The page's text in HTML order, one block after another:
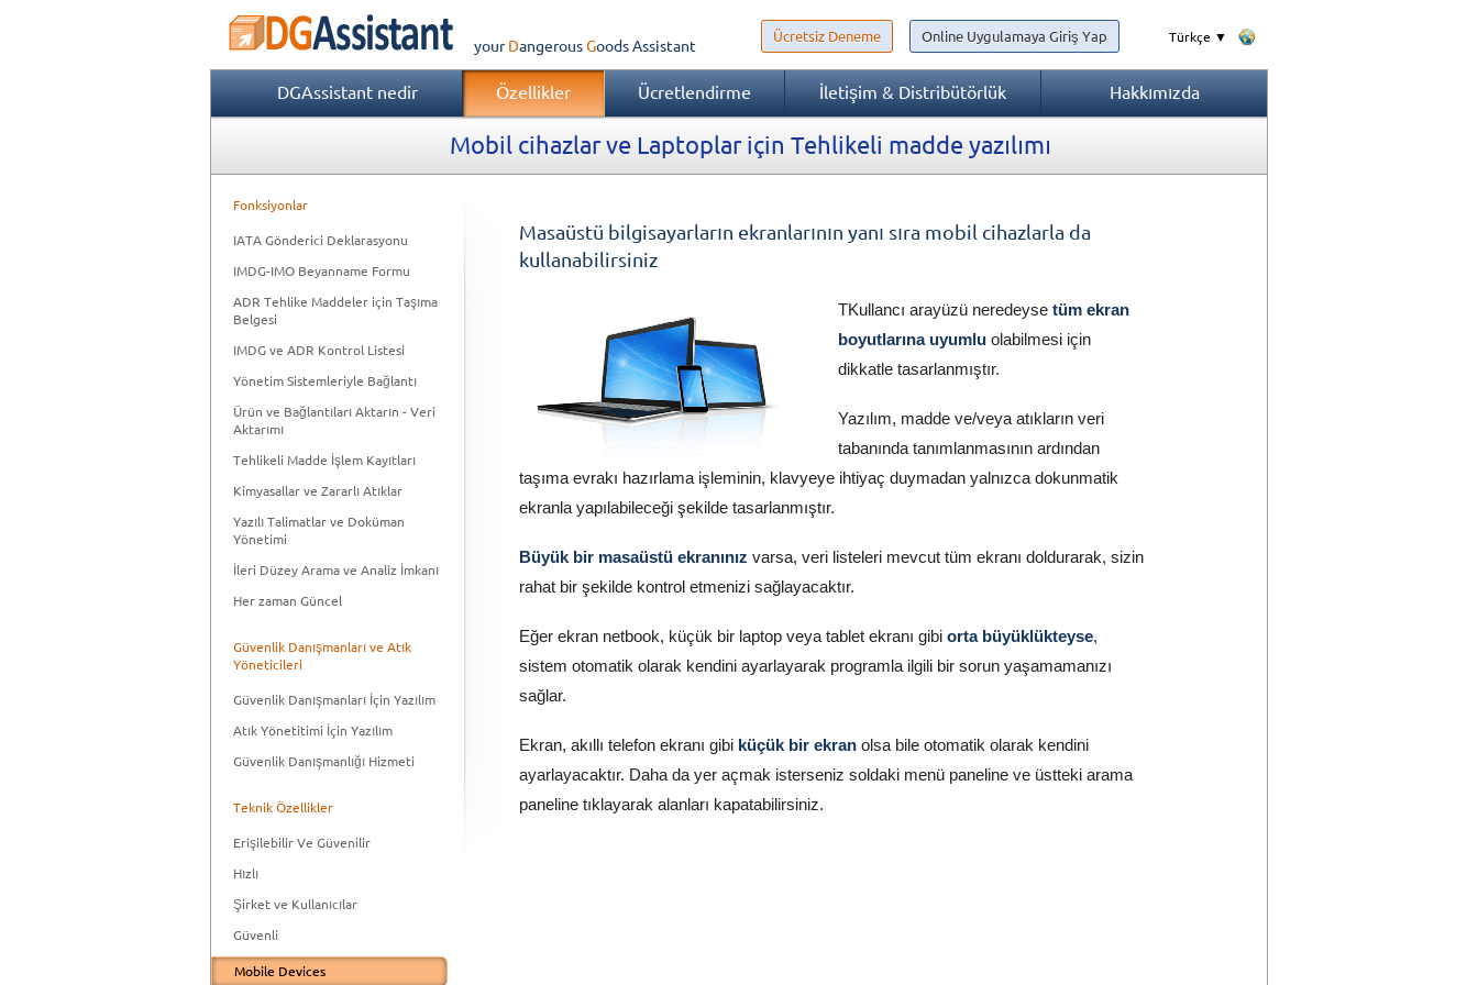
your Dangerous GoodsAssistant
Türkçe ▼
Ücretsiz Deneme Online Uygulamaya Giriş Yap
DGAssistant nedir Özellikler Ücretlendirme İletişim & Distribütörlük Hakkımızda
Mobil cihazlar ve Laptoplar için Tehlikeli madde yazılımı
Fonksiyonlar
IATA Gönderici Deklarasyonu
IMDG-IMO Beyanname Formu
ADR Tehlike Maddeler için Taşıma
Belgesi
IMDG ve ADR Kontrol Listesi
Yönetim Sistemleriyle Bağlantı
Ürün ve Bağlantıları Aktarın - Veri
Aktarımı
Tehlikeli Madde İşlem Kayıtları
Kimyasallar ve Zararlı Atıklar
Yazılı Talimatlar ve Doküman
Yönetimi
İleri Düzey Arama ve Analiz İmkanı
Her zaman Güncel
Güvenlik Danışmanları ve Atık
Yöneticileri
Güvenlik Danışmanları İçin Yazılım
Atık Yönetitimi İçin Yazılım
Güvenlik Danışmanlığı Hizmeti
Teknik Özellikler
Erişilebilir Ve Güvenilir
Hızlı
Şirket ve Kullanıcılar
Güvenli
Mobile Devices
Masaüstü bilgisayarların ekranlarının yanı sıra mobil cihazlarla da
kullanabilirsiniz
TKullancı arayüzü neredeyse tüm ekran
boyutlarına uyumlu olabilmesi için
dikkatle tasarlanmıştır.
Yazılım, madde ve/veya atıkların veri
tabanında tanımlanmasının ardından
taşıma evrakı hazırlama işleminin, klavyeye ihtiyaç duymadan yalnızca dokunmatik
ekranla yapılabileceği şekilde tasarlanmıştır.
Büyük bir masaüstü ekranınız varsa, veri listeleri mevcut tüm ekranı doldurarak, sizin
rahat bir şekilde kontrol etmenizi sağlayacaktır.
Eğer ekran netbook, küçük bir laptop veya tablet ekranı gibi orta büyüklükteyse,
sistem otomatik olarak kendini ayarlayarak programla ilgili bir sorun yaşamamanızı
sağlar.
Ekran, akıllı telefon ekranı gibi küçük bir ekran olsa bile otomatik olarak kendini
ayarlayacaktır. Daha da yer açmak isterseniz soldaki menü paneline ve üstteki arama
paneline tıklayarak alanları kapatabilirsiniz.